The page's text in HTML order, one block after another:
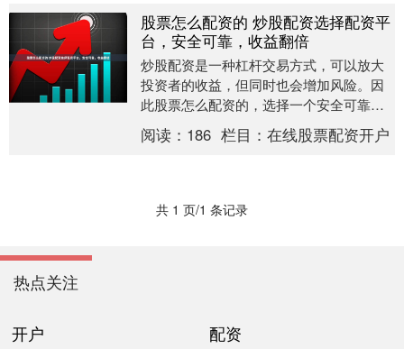
股票怎么配资的 炒股配资选择配资平
台，安全可靠，收益翻倍
炒股配资是一种杠杆交易方式，可以放大
投资者的收益，但同时也会增加风险。因
此股票怎么配资的，选择一个安全可靠的
配资平台至关重要。 * **低门槛，高杠杆：
**最低....
阅读： 186 栏目：在线股票配资开户
共 1 页/1 条记录
热点关注
开户 配资